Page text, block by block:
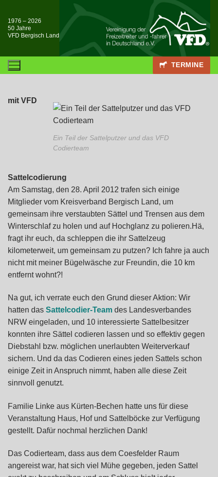
Inhalt
springen
1976 – 2026
50 Jahre
VFD Bergisch Land
TERMINE
Ein Teil der Sattelputzer und das VFD
Codierteam
mit VFD
Sattelcodierung
Am Samstag, den 28. April 2012 trafen sich einige
Mitglieder vom Kreisverband Bergisch Land, um
gemeinsam ihre verstaubten Sättel und Trensen aus dem
Winterschlaf zu holen und auf Hochglanz zu polieren.Hä,
fragt ihr euch, da schleppen die ihr Sattelzeug
kilometerweit, um gemeinsam zu putzen? Ich fahre ja auch
nicht mit meiner Bügelwäsche zur Freundin, die 10 km
entfernt wohnt?!
Na gut, ich verrate euch den Grund dieser Aktion: Wir
hatten das Sattelcodier-Team des Landesverbandes
NRW eingeladen, und 10 interessierte Sattelbesitzer
konnten ihre Sättel codieren lassen und so effektiv gegen
Diebstahl bzw. möglichen unerlaubten Weiterverkauf
sichern. Und da das Codieren eines jeden Sattels schon
einige Zeit in Anspruch nimmt, haben alle diese Zeit
sinnvoll genutzt.
Familie Linke aus Kürten-Bechen hatte uns für diese
Veranstaltung Haus, Hof und Sattelböcke zur Verfügung
gestellt. Dafür nochmal herzlichen Dank!
Das Codierteam, dass aus dem Coesfelder Raum
angereist war, hat sich viel Mühe gegeben, jeden Sattel